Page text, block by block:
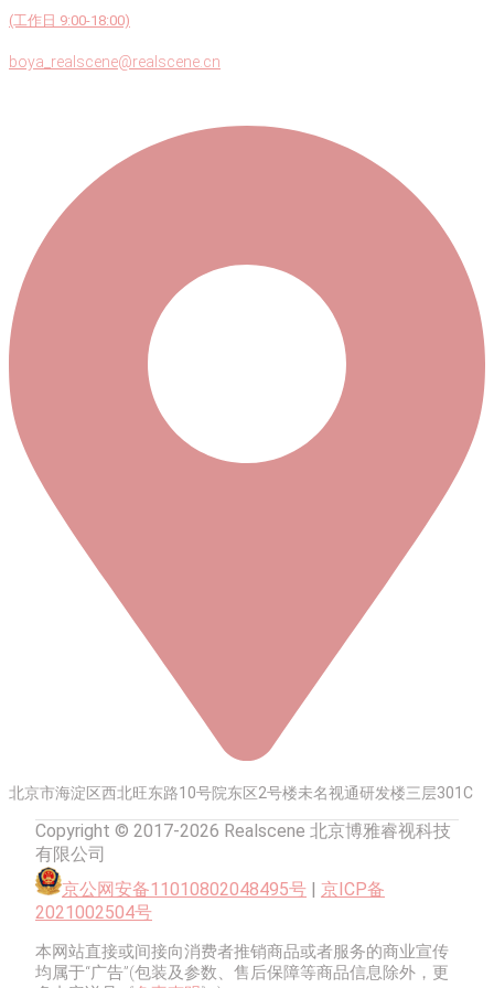
(工作日 9:00-18:00)
boya_realscene@realscene.cn
北京市海淀区西北旺东路10号院东区2号楼未名视通研发楼三层301C
Copyright © 2017-2026 Realscene 北京博雅睿视科技
有限公司
京公网安备11010802048495号 | 京ICP备
2021002504号
本网站直接或间接向消费者推销商品或者服务的商业宣传
均属于“广告”(包装及参数、售后保障等商品信息除外，更